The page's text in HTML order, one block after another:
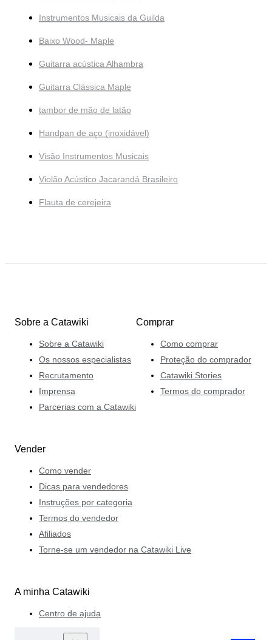
Instrumentos Musicais da Guilda
Baixo Wood- Maple
Guitarra acústica Alhambra
Guitarra Clássica Maple
tambor de mão de latão
Handpan de aço (inoxidável)
Visão Instrumentos Musicais
Violão Acústico Jacarandá Brasileiro
Flauta de cerejeira
Sobre a Catawiki
Sobre a Catawiki
Os nossos especialistas
Recrutamento
Imprensa
Parcerias com a Catawiki
Comprar
Como comprar
Proteção do comprador
Catawiki Stories
Termos do comprador
Vender
Como vender
Dicas para vendedores
Instruções por categoria
Termos do vendedor
Afiliados
Torne-se um vendedor na Catawiki Live
A minha Catawiki
Centro de ajuda